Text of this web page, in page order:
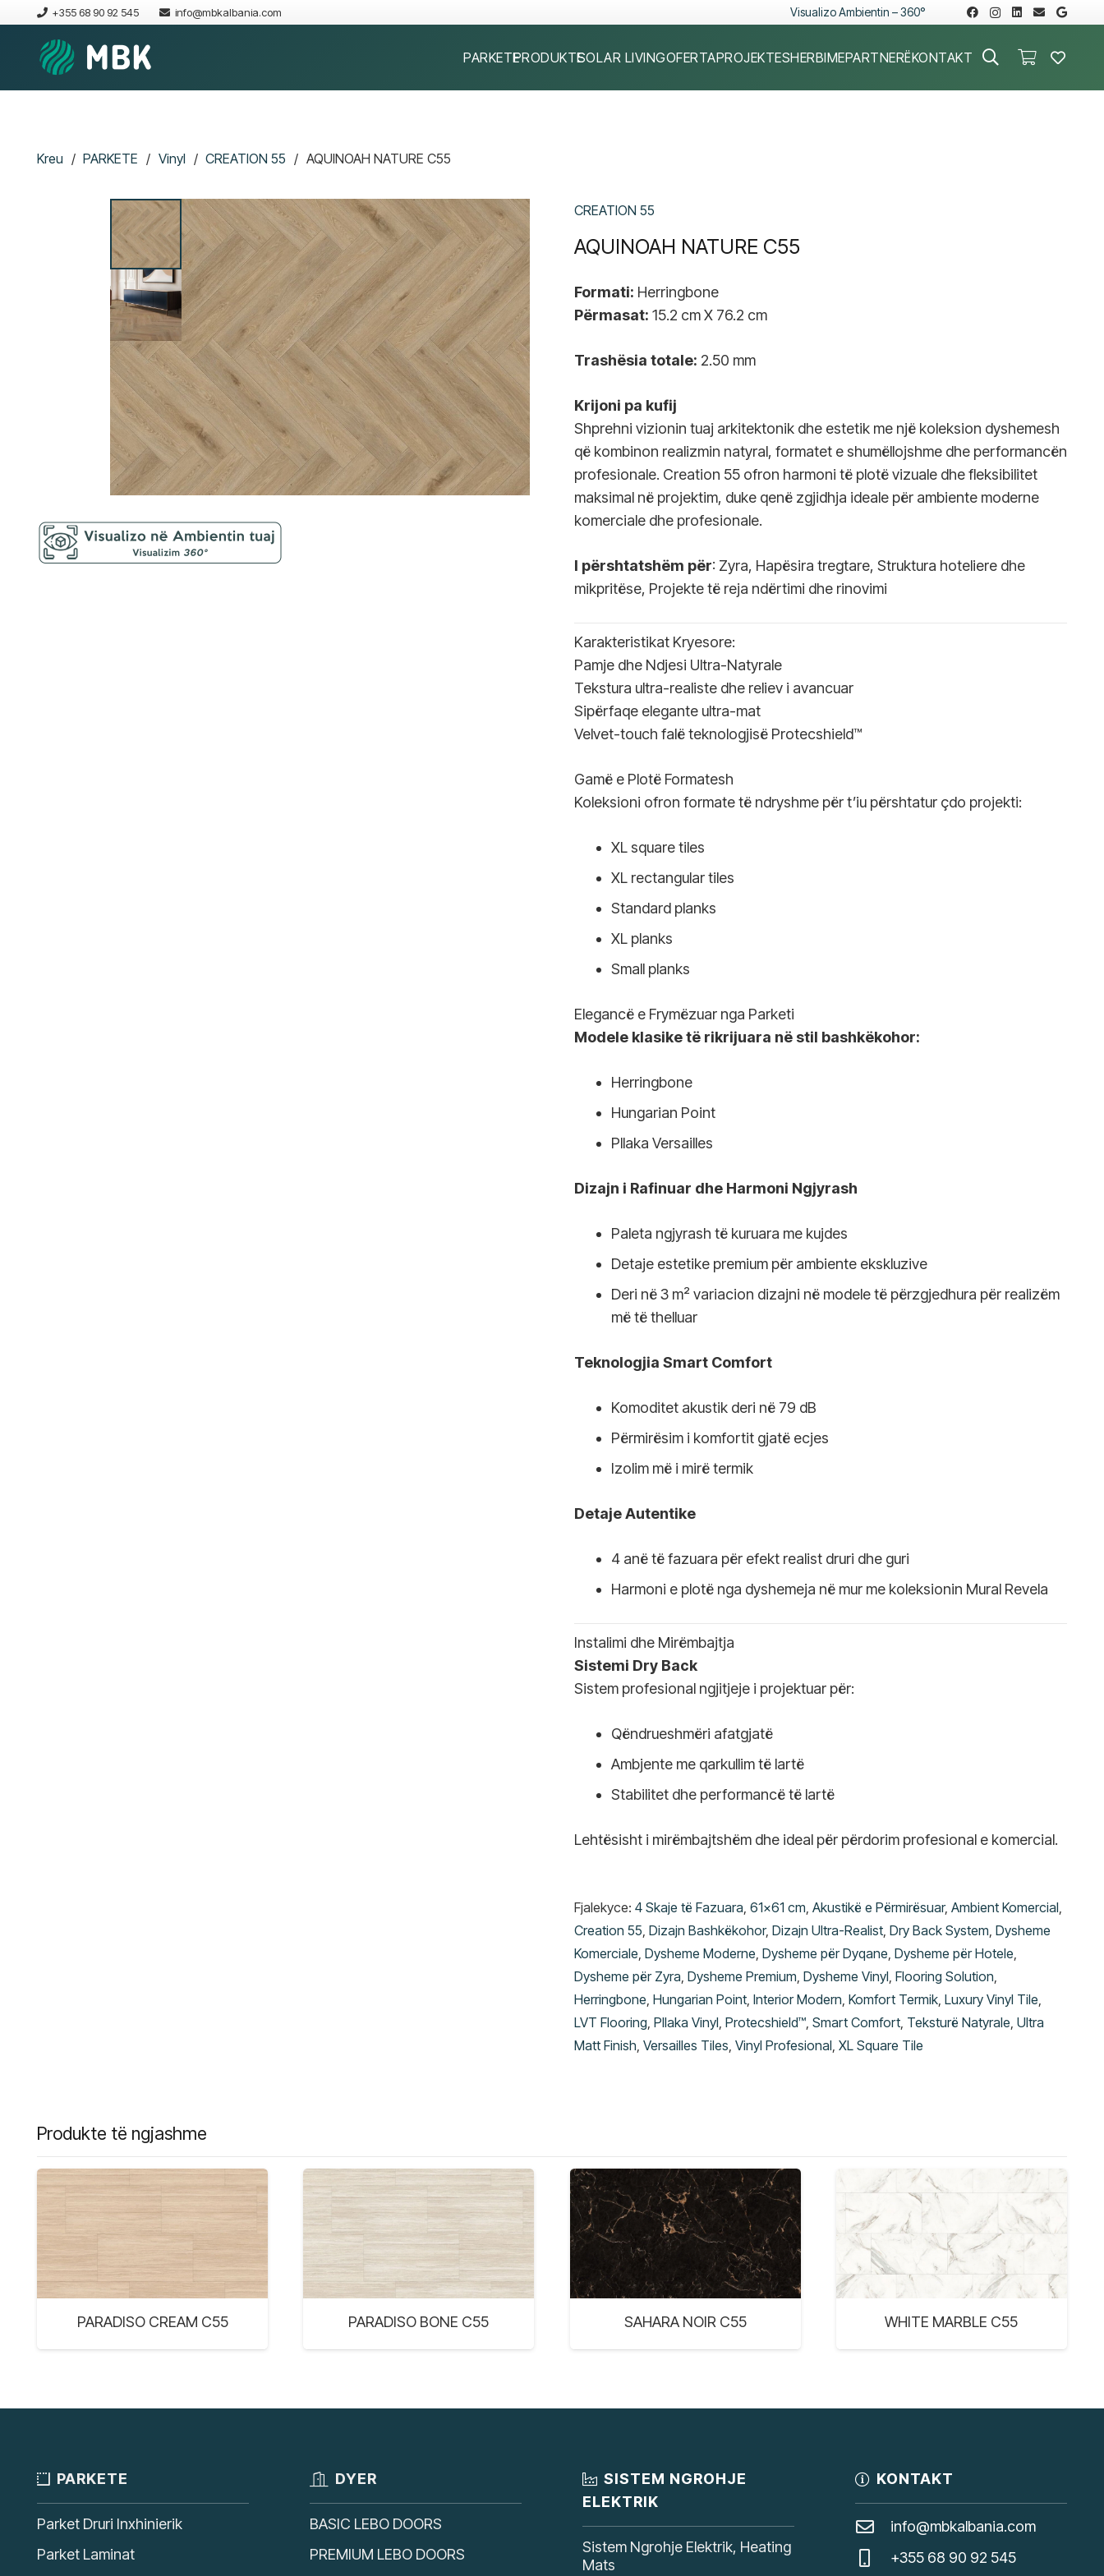
+355 68 90 92 545 info@mbkalbania.com Visualizo Ambientin – 360°
PARKETEPRODUKTESOLAR LIVINGOFERTAPROJEKTESHERBIMEPARTNERËKONTAKT
Kreu / PARKETE / Vinyl / CREATION 55 / AQUINOAH NATURE C55
CREATION 55
AQUINOAH NATURE C55
Formati: Herringbone
Përmasat: 15.2 cm X 76.2 cm
Trashësia totale: 2.50 mm
Krijoni pa kufij
Shprehni vizionin tuaj arkitektonik dhe estetik me një koleksion dyshemesh
që kombinon realizmin natyral, formatet e shumëllojshme dhe performancën
profesionale. Creation 55 ofron harmoni të plotë vizuale dhe fleksibilitet
maksimal në projektim, duke qenë zgjidhja ideale për ambiente moderne
komerciale dhe profesionale.
I përshtatshëm për: Zyra, Hapësira tregtare, Struktura hoteliere dhe
mikpritëse, Projekte të reja ndërtimi dhe rinovimi
Karakteristikat Kryesore:
Pamje dhe Ndjesi Ultra-Natyrale
Tekstura ultra-realiste dhe reliev i avancuar
Sipërfaqe elegante ultra-mat
Velvet-touch falë teknologjisë Protecshield™
Gamë e Plotë Formatesh
Koleksioni ofron formate të ndryshme për t’iu përshtatur çdo projekti:
XL square tiles
XL rectangular tiles
Standard planks
XL planks
Small planks
Elegancë e Frymëzuar nga Parketi
Modele klasike të rikrijuara në stil bashkëkohor:
Herringbone
Hungarian Point
Pllaka Versailles
Dizajn i Rafinuar dhe Harmoni Ngjyrash
Paleta ngjyrash të kuruara me kujdes
Detaje estetike premium për ambiente ekskluzive
Deri në 3 m² variacion dizajni në modele të përzgjedhura për realizëm
më të thelluar
Teknologjia Smart Comfort
Komoditet akustik deri në 79 dB
Përmirësim i komfortit gjatë ecjes
Izolim më i mirë termik
Detaje Autentike
4 anë të fazuara për efekt realist druri dhe guri
Harmoni e plotë nga dyshemeja në mur me koleksionin Mural Revela
Instalimi dhe Mirëmbajtja
Sistemi Dry Back
Sistem profesional ngjitjeje i projektuar për:
Qëndrueshmëri afatgjatë
Ambjente me qarkullim të lartë
Stabilitet dhe performancë të lartë
Lehtësisht i mirëmbajtshëm dhe ideal për përdorim profesional e komercial.
Fjalekyce: 4 Skaje të Fazuara 61x61 cm Akustikë e Përmirësuar, Ambient Komercial
Creation 55 Dizajn Bashkëkohor, Dizajn Ultra-Realist Dry Back System Dysheme
Komerciale Dysheme Moderne Dysheme për Dyqane Dysheme për Hotele
Dysheme për Zyra Dysheme Premium Dysheme Vinyl Flooring Solution
Herringbone Hungarian Point Interior Modern Komfort Termik Luxury Vinyl Tile
LVT Flooring Pllaka Vinyl Protecshield™ Smart Comfort Teksturë Natyrale Ultra
Matt Finish Versailles Tiles Vinyl Profesional XL Square Tile
Produkte të ngjashme
PARADISO CREAM C55 PARADISO BONE C55 SAHARA NOIR C55 WHITE MARBLE C55
PARKETE
Parket Druri Inxhinierik
Parket Laminat
DYER
BASIC LEBO DOORS
PREMIUM LEBO DOORS
SISTEM NGROHJE
ELEKTRIK
Sistem Ngrohje Elektrik, Heating
Mats
KONTAKT
info@mbkalbania.com
+355 68 90 92 545